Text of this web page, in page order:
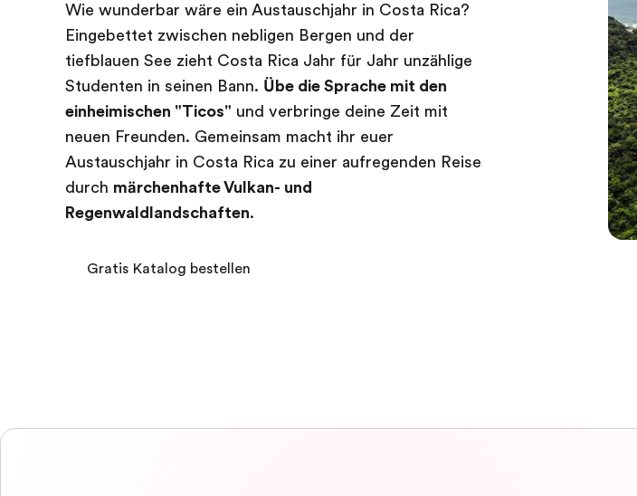
Wie wunderbar wäre ein Austauschjahr in Costa Rica?
Eingebettet zwischen nebligen Bergen und der
tiefblauen See zieht Costa Rica Jahr für Jahr unzählige
Studenten in seinen Bann. Übe die Sprache mit den
einheimischen "Ticos" und verbringe deine Zeit mit
neuen Freunden. Gemeinsam macht ihr euer
Austauschjahr in Costa Rica zu einer aufregenden Reise
durch märchenhafte Vulkan- und
Regenwaldlandschaften.
Gratis Katalog bestellen